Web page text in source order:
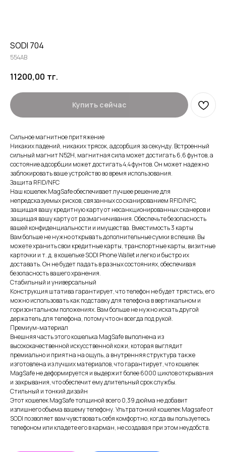
SODI 704
554AB
11200,00 тг.
Купить сейчас
Сильное магнитное притяжение
Никаких падений, никаких трясок, адсорбция за секунду. Встроенный
сильный магнит N52H, магнитная сила может достигать 6,6 фунтов, а
состояние адсорбции может достигать 4,4 фунтов. Он может надежно
заблокировать ваше устройство во время использования.
Защита RFID/NFC
Наш кошелек MagSafe обеспечивает лучшее решение для
непредсказуемых рисков, связанных со сканированием RFID/NFC,
защищая вашу кредитную карту от несанкционированных сканеров и
защищая вашу карту от размагничивания. Обеспечьте безопасность
вашей конфиденциальности и имущества. Вместимость 3 карты
Вам больше не нужно открывать дополнительные сумки в спешке. Вы
можете хранить свои кредитные карты, транспортные карты, визитные
карточки и т. д. в кошельке SODI Phone Wallet и легко и быстро их
доставать. Он не будет падать в разных состояниях, обеспечивая
безопасность вашего хранения.
Стабильный и универсальный
Конструкция штатива гарантирует, что телефон не будет трястись, его
можно использовать как подставку для телефона в вертикальном и
горизонтальном положениях. Вам больше не нужно искать другой
держатель для телефона, потому что он всегда под рукой.
Премиум-материал
Внешняя часть этого кошелька MagSafe выполнена из
высококачественной искусственной кожи, которая выглядит
премиально и приятна на ощупь, а внутренняя структура также
изготовлена ​​из лучших материалов, что гарантирует, что кошелек
MagSafe не деформируется и выдержит более 6000 циклов открывания
и закрывания, что обеспечит ему длительный срок службы.
Стильный и тонкий дизайн
Этот кошелек MagSafe толщиной всего 0,39 дюйма не добавит
излишнего объема вашему телефону. Ультратонкий кошелек Magsafe от
SODI позволяет вам чувствовать себя комфортно, когда вы пользуетесь
телефоном или кладете его в карман, не создавая при этом неудобств.
ИП XRTech
БИН/ИИН: 951227300034
ИИК: KZ95722S000007569370
КАТЕГОРИИ